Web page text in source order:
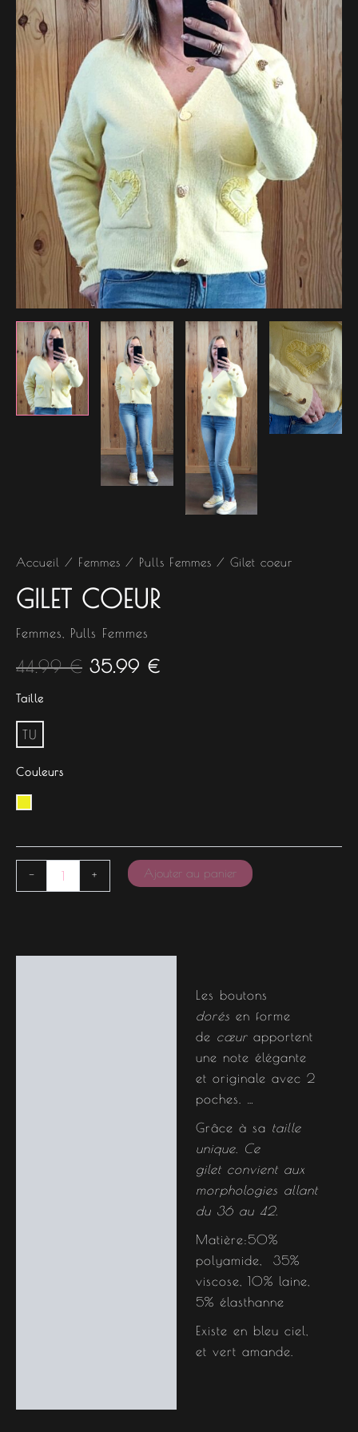
Accueil / Femmes / Pulls Femmes / Gilet coeur
GILET COEUR
Femmes Pulls Femmes
44.99€
44.99 €.
35.99 €
35.99 €.
Taille
TU
Couleurs
- + Ajouter au panier
Les boutons
dorés en forme
de cœur apportent
une note élégante
et originale avec 2
poches. …
Grâce à sa taille
unique. Ce
gilet convient aux
morphologies allant
du 36 au 42.
Matière:50%
polyamide, 35%
viscose, 10% laine,
5% élasthanne
Existe en bleu ciel,
et vert amande.